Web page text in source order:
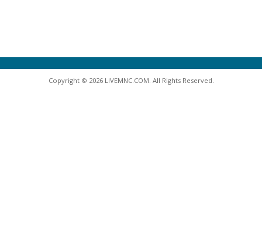
Copyright © 2026 LIVEMNC.COM. All Rights Reserved.